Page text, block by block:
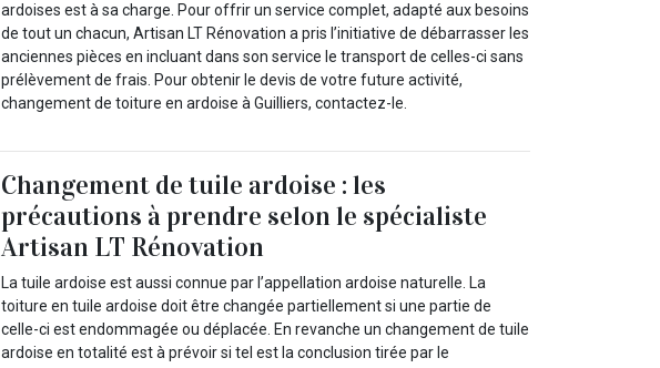
ardoises est à sa charge. Pour offrir un service complet, adapté aux besoins
de tout un chacun, Artisan LT Rénovation a pris l’initiative de débarrasser les
anciennes pièces en incluant dans son service le transport de celles-ci sans
prélèvement de frais. Pour obtenir le devis de votre future activité,
changement de toiture en ardoise à Guilliers, contactez-le.
Changement de tuile ardoise : les
précautions à prendre selon le spécialiste
Artisan LT Rénovation
La tuile ardoise est aussi connue par l’appellation ardoise naturelle. La
toiture en tuile ardoise doit être changée partiellement si une partie de
celle-ci est endommagée ou déplacée. En revanche un changement de tuile
ardoise en totalité est à prévoir si tel est la conclusion tirée par le